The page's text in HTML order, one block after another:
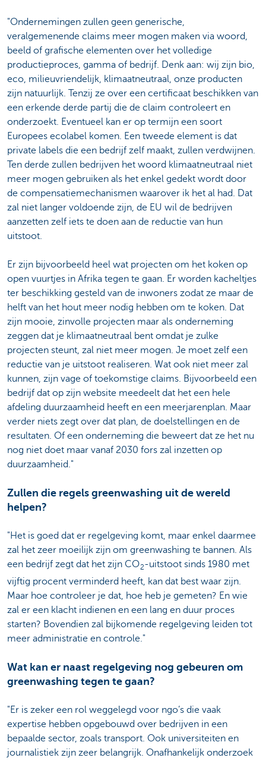
"Ondernemingen zullen geen generische,
veralgemenende claims meer mogen maken via woord,
beeld of grafische elementen over het volledige
productieproces, gamma of bedrijf. Denk aan: wij zijn bio,
eco, milieuvriendelijk, klimaatneutraal, onze producten
zijn natuurlijk. Tenzij ze over een certificaat beschikken van
een erkende derde partij die de claim controleert en
onderzoekt. Eventueel kan er op termijn een soort
Europees ecolabel komen. Een tweede element is dat
private labels die een bedrijf zelf maakt, zullen verdwijnen.
Ten derde zullen bedrijven het woord klimaatneutraal niet
meer mogen gebruiken als het enkel gedekt wordt door
de compensatiemechanismen waarover ik het al had. Dat
zal niet langer voldoende zijn, de EU wil de bedrijven
aanzetten zelf iets te doen aan de reductie van hun
uitstoot.
Er zijn bijvoorbeeld heel wat projecten om het koken op
open vuurtjes in Afrika tegen te gaan. Er worden kacheltjes
ter beschikking gesteld van de inwoners zodat ze maar de
helft van het hout meer nodig hebben om te koken. Dat
zijn mooie, zinvolle projecten maar als onderneming
zeggen dat je klimaatneutraal bent omdat je zulke
projecten steunt, zal niet meer mogen. Je moet zelf een
reductie van je uitstoot realiseren. Wat ook niet meer zal
kunnen, zijn vage of toekomstige claims. Bijvoorbeeld een
bedrijf dat op zijn website meedeelt dat het een hele
afdeling duurzaamheid heeft en een meerjarenplan. Maar
verder niets zegt over dat plan, de doelstellingen en de
resultaten. Of een onderneming die beweert dat ze het nu
nog niet doet maar vanaf 2030 fors zal inzetten op
duurzaamheid."
Zullen die regels greenwashing uit de wereld
helpen?
"Het is goed dat er regelgeving komt, maar enkel daarmee
zal het zeer moeilijk zijn om greenwashing te bannen. Als
een bedrijf zegt dat het zijn CO2-uitstoot sinds 1980 met
vijftig procent verminderd heeft, kan dat best waar zijn.
Maar hoe controleer je dat, hoe heb je gemeten? En wie
zal er een klacht indienen en een lang en duur proces
starten? Bovendien zal bijkomende regelgeving leiden tot
meer administratie en controle."
Wat kan er naast regelgeving nog gebeuren om
greenwashing tegen te gaan?
"Er is zeker een rol weggelegd voor ngo’s die vaak
expertise hebben opgebouwd over bedrijven in een
bepaalde sector, zoals transport. Ook universiteiten en
journalistiek zijn zeer belangrijk. Onafhankelijk onderzoek